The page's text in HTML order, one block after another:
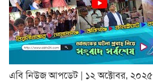
এবি নিউজ আপডেট | ১২ অক্টোবর, ২০২৫